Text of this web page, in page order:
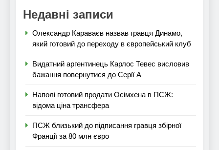
Недавні записи
Олександр Караваєв назвав гравця Динамо,
який готовий до переходу в європейський клуб
Видатний аргентинець Карлос Тевес висловив
бажання повернутися до Серії А
Наполі готовий продати Осімхена в ПСЖ:
відома ціна трансфера
ПСЖ близький до підписання гравця збірної
Франції за 80 млн євро